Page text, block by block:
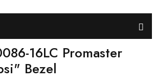
16LC Promaster
Bezel